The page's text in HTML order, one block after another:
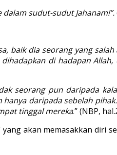
sudut-sudut Jahanam!”.
baik dia seorang yang
di hadapan
seorang pun daripada
daripada sebelah
tinggal mereka.” (NBP,
akan memasakkan diri